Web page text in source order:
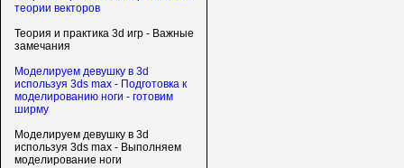
теории векторов
Теория и практика 3d игр - Важные
замечания
Моделируем девушку в 3d
используя 3ds max - Подготовка к
моделированию ноги - готовим
ширму
Моделируем девушку в 3d
используя 3ds max - Выполняем
моделирование ноги